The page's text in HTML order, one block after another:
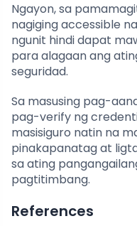
Ngayon, sa
nagiging accessible
ngunit hindi dapat
para alagaan ang
seguridad.
Sa masusing pag-
pag-verify ng
masisiguro natin na
pinakapanatag at
sa ating
pagtitimbang.
References